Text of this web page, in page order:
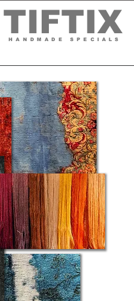
TIFTIX
HANDMADE SPECIALS